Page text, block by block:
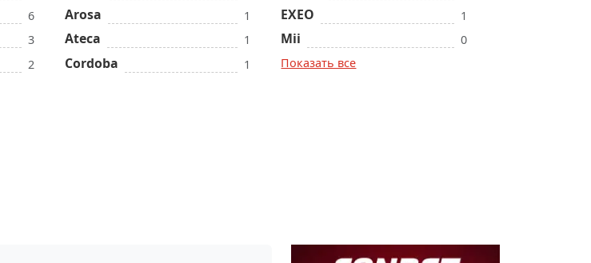
6
3
2
Arosa 1
Ateca 1
Cordoba 1
EXEO 1
Mii
0
Показать все